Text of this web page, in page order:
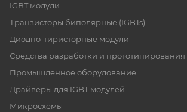
IGBT модули
Транзисторы биполярные (IGBTs)
Диодно-тиристорные модули
Средства разработки и прототипирования
Промышленное оборудование
Драйверы для IGBT модулей
Микросхемы